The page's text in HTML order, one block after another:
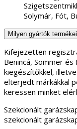
Solymár, Fót,
Milyen gyártók
Kifejezetten
Benincá, Sommer
kiegészítőkkel,
elterjedt márkákkal
keressen minket
Szekcionált
szekcionált